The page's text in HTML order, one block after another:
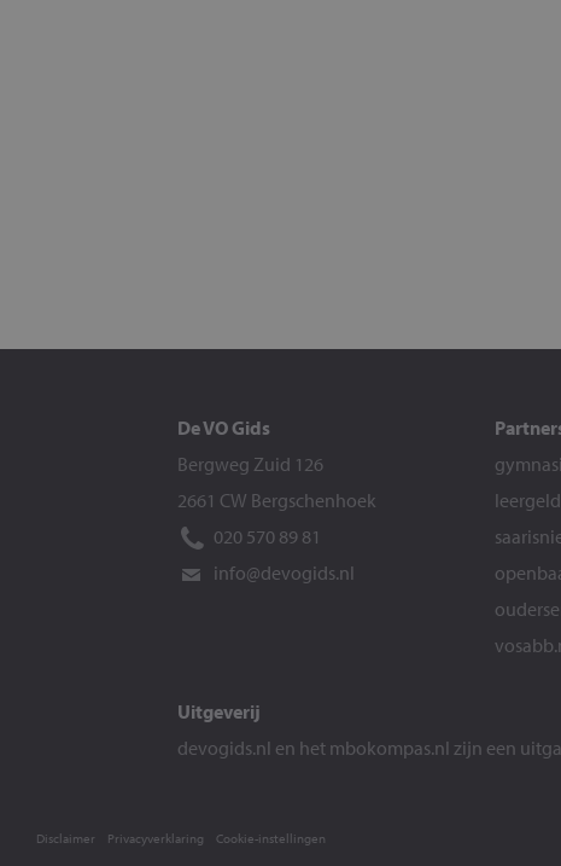
De VO Gids
Bergweg Zuid 126
2661 CW Bergschenhoek
020 570 89 81
info@devogids.nl
Uitgeverij
devogids.nl en het mbokompas.nl zijn een
Disclaimer Privacyverklaring Cookie-instellingen